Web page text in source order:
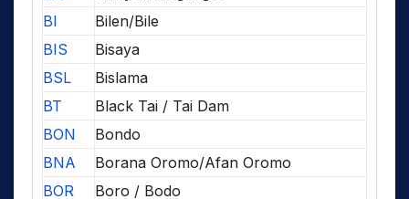
BI
Bilen/Bile
BIS
Bisaya
BSL
Bislama
BT
Black Tai / Tai Dam
BON
Bondo
BNA
Borana Oromo/Afan Oromo
BOR
Boro / Bodo